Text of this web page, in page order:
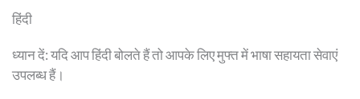
हिंदी
ध्यान दें: यदि आप हिंदी बोलते हैं तो आपके लिए मुफ्त में भाषा सहायता सेवाएं
उपलब्ध हैं।